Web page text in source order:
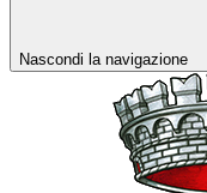
Nascondi la navigazione